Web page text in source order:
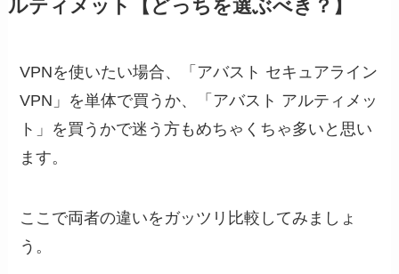
ルティメット【どっちを選ぶべき？】
VPNを使いたい場合、「アバスト セキュアライン
VPN」を単体で買うか、「アバスト アルティメッ
ト」を買うかで迷う方もめちゃくちゃ多いと思い
ます。
ここで両者の違いをガッツリ比較してみましょ
う。